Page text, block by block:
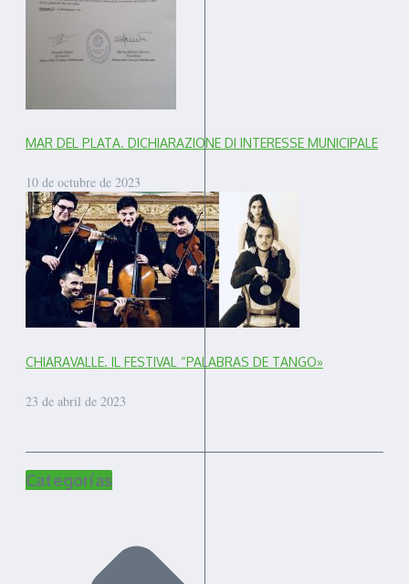
MAR DEL PLATA. DICHIARAZIONE DI INTERESSE MUNICIPALE
10 de octubre de 2023
CHIARAVALLE. IL FESTIVAL “PALABRAS DE TANGO»
23 de abril de 2023
Categorías